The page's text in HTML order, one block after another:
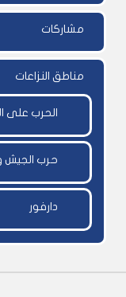
مشاركات
مناطق النزاعات
الحرب على
حرب الجيش
دارفور